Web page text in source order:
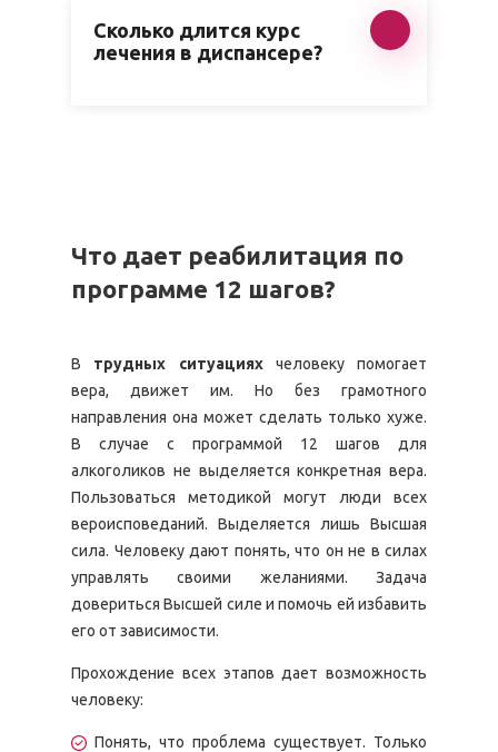
Сколько длится курс
лечения в диспансере?
Что дает реабилитация по
программе 12 шагов?
В трудных ситуациях человеку помогает
вера, движет им. Но без грамотного
направления она может сделать только хуже.
В случае с программой 12 шагов для
алкоголиков не выделяется конкретная вера.
Пользоваться методикой могут люди всех
вероисповеданий. Выделяется лишь Высшая
сила. Человеку дают понять, что он не в силах
управлять своими желаниями. Задача
довериться Высшей силе и помочь ей избавить
его от зависимости.
Прохождение всех этапов дает возможность
человеку:
Понять, что проблема существует. Только